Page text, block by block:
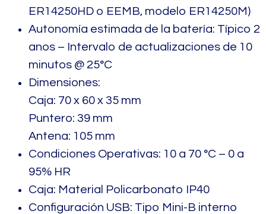
ER14250HD o EEMB, modelo ER14250M)
Autonomía estimada de la batería: Típico 2
anos – Intervalo de actualizaciones de 10
minutos @ 25°C
Dimensiones:
Caja: 70 x 60 x 35 mm
Puntero: 39 mm
Antena: 105 mm
Condiciones Operativas: 10 a 70 °C – 0 a
95% HR
Caja: Material Policarbonato IP40
Configuración USB: Tipo Mini-B interno